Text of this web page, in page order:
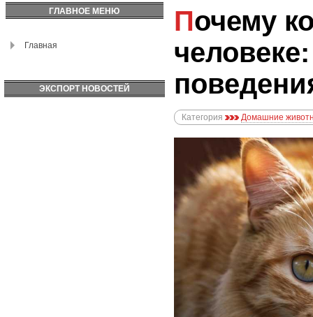
ГЛАВНОЕ МЕНЮ
Главная
ЭКСПОРТ НОВОСТЕЙ
Почему кошка спит на
Категория Домашние